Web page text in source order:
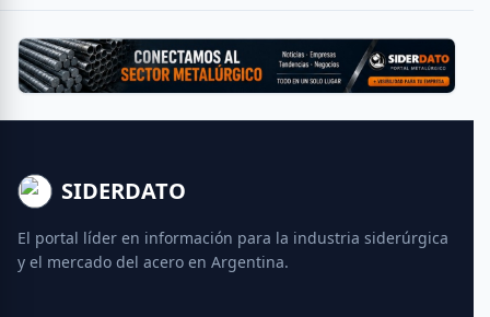
SIDERDATO
El portal líder en información para la industria siderúrgica
y el mercado del acero en Argentina.